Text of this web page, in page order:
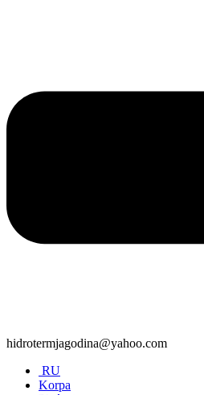
hidrotermjagodina@yahoo.com
RU
Korpa